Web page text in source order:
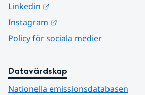
Linkedin
Instagram
Policy för sociala medier
Datavärdskap
Nationella emissionsdatabasen